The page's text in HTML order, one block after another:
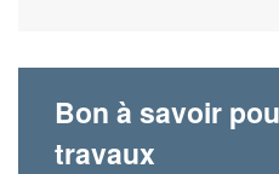
Bon à savoir
travaux